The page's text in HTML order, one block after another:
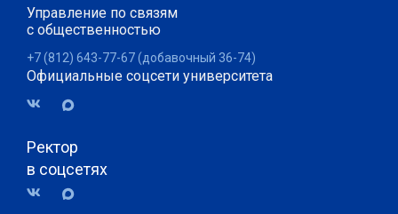
Управление по связям
с общественностью
+7 (812) 643-77-67 (добавочный 36-74)
Официальные соцсети университета
Ректор
в соцсетях